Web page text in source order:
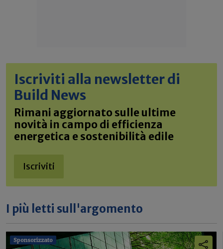
Iscriviti alla newsletter di
Build News
Rimani aggiornato sulle ultime
novità in campo di efficienza
energetica e sostenibilità edile
Iscriviti
I più letti sull'argomento
Sponsorizzato